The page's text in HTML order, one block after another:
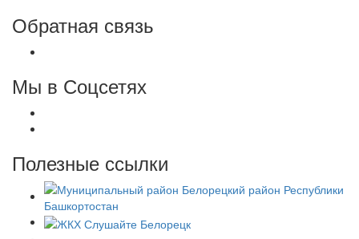
Обратная связь
Мы в Соцсетях
Полезные ссылки